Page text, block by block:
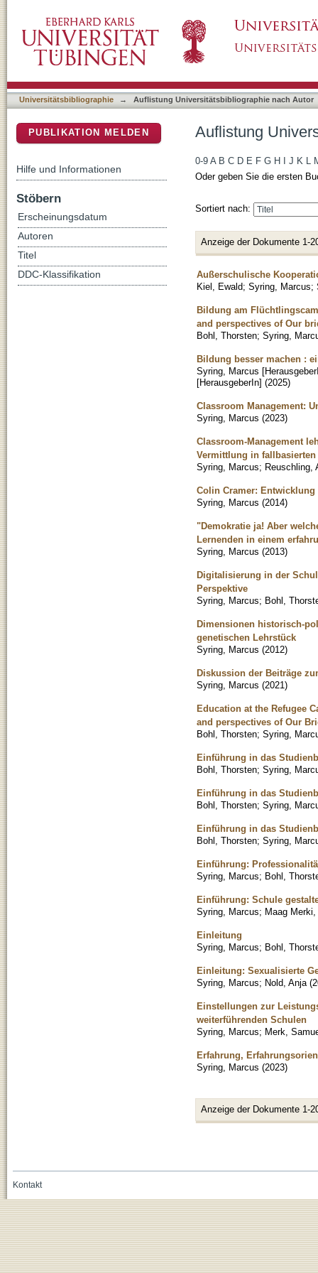
Universitätsbibliographie → Auflistung Universitätsbibliographie nach Autor
Auflistung
0-9 A B C D E F G H J K L
Oder geben Sie die ersten
Sortiert nach:
Anzeige der Dokumente 1-
Außerschulische
Kiel, Ewald; Syring, Marcus;
Bildung am
and perspectives of Our
Bohl, Thorsten; Syring,
Bildung besser machen :
Syring, Marcus
[HerausgeberIn] (2025)
Classroom Management:
Syring, Marcus (2023)
Classroom-Management
Vermittlung in
Syring, Marcus; Reuschling,
Colin Cramer:
Syring, Marcus (2014)
"Demokratie ja! Aber
Lernenden in einem
Syring, Marcus (2013)
Digitalisierung in der
Perspektive
Syring, Marcus; Bohl,
Dimensionen historisch-
genetischen Lehrstück
Syring, Marcus (2012)
Diskussion der Beiträge
Syring, Marcus (2021)
Education at the Refugee
and perspectives of Our
Bohl, Thorsten; Syring,
Einführung in das
Bohl, Thorsten; Syring,
Einführung in das
Bohl, Thorsten; Syring,
Einführung in das
Bohl, Thorsten; Syring,
Einführung:
Syring, Marcus; Bohl,
Einführung: Schule
Syring, Marcus; Maag
Einleitung
Syring, Marcus; Bohl,
Einleitung: Sexualisierte
Syring, Marcus; Nold, Anja (
Einstellungen zur
weiterführenden Schulen
Syring, Marcus; Merk,
Erfahrung,
Syring, Marcus (2023)
Anzeige der Dokumente 1-
PUBLIKATION MELDEN
Hilfe und Informationen
Stöbern
Erscheinungsdatum
Autoren
Titel
DDC-Klassifikation
Kontakt